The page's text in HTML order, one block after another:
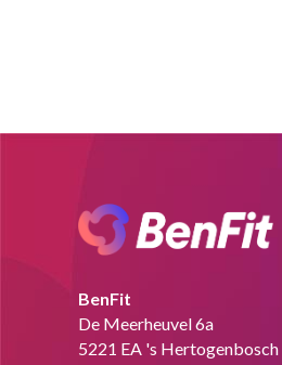
BenFit
De Meerheuvel 6a
5221 EA 's Hertogenbosch